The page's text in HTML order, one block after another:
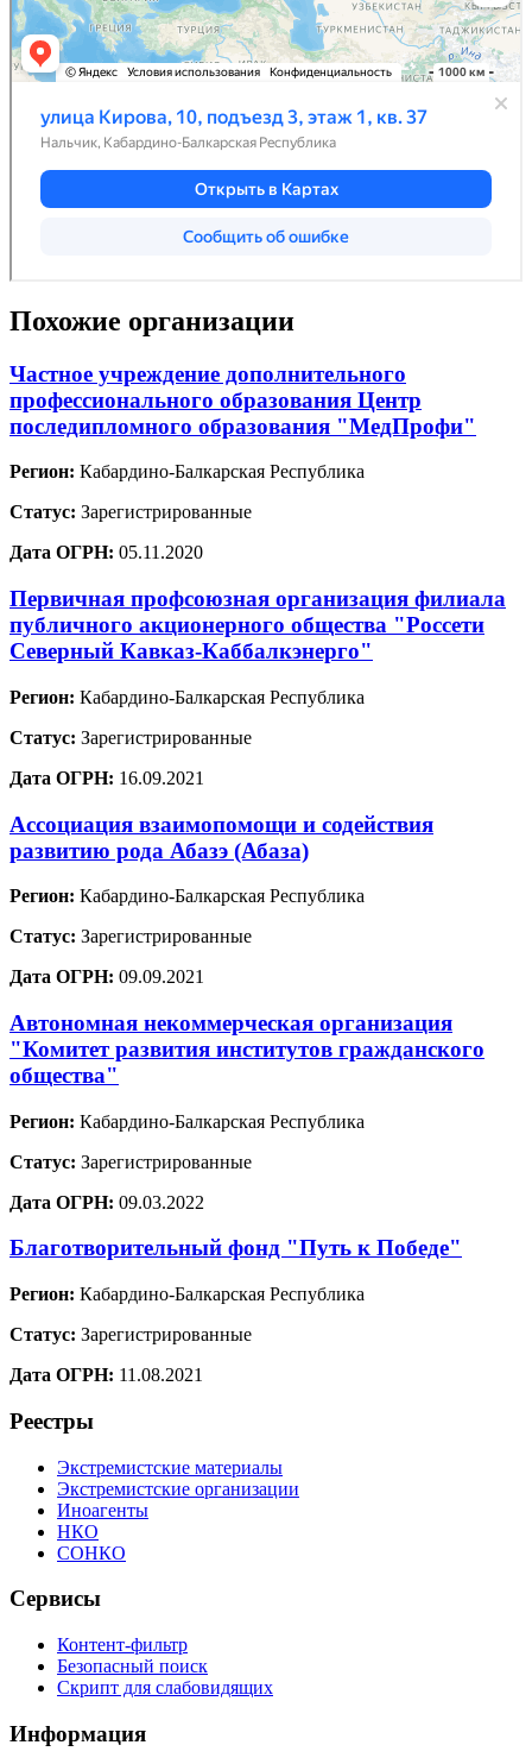
Похожие организации
Частное учреждение дополнительного
профессионального образования Центр
последипломного образования "МедПрофи"
Регион: Кабардино-Балкарская Республика
Статус: Зарегистрированные
Дата ОГРН: 05.11.2020
Первичная профсоюзная организация филиала
публичного акционерного общества "Россети
Северный Кавказ-Каббалкэнерго"
Регион: Кабардино-Балкарская Республика
Статус: Зарегистрированные
Дата ОГРН: 16.09.2021
Ассоциация взаимопомощи и содействия
развитию рода Абазэ (Абаза)
Регион: Кабардино-Балкарская Республика
Статус: Зарегистрированные
Дата ОГРН: 09.09.2021
Автономная некоммерческая организация
"Комитет развития институтов гражданского
общества"
Регион: Кабардино-Балкарская Республика
Статус: Зарегистрированные
Дата ОГРН: 09.03.2022
Благотворительный фонд "Путь к Победе"
Регион: Кабардино-Балкарская Республика
Статус: Зарегистрированные
Дата ОГРН: 11.08.2021
Реестры
Экстремистские материалы
Экстремистские организации
Иноагенты
НКО
СОНКО
Сервисы
Контент-фильтр
Безопасный поиск
Скрипт для слабовидящих
Информация